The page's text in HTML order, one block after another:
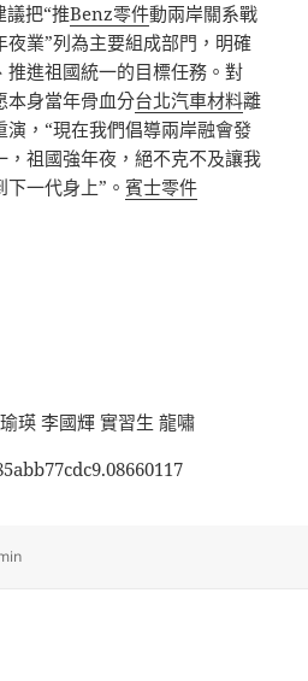
議把“推Benz零件動兩岸關系戰
業”列為主要組成部門，明確
推進祖國統一的目標任務。對
本身當年骨血分台北汽車材料離
，“現在我們倡導兩岸融會發
，祖國強年夜，絕不克不及讓我
下一代身上”。賓士零件
瑛 李國輝 實習生 龍嘯